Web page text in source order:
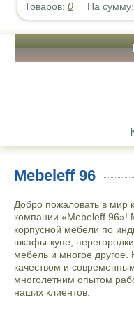
Товаров:0 На
Mebeleff 96
Добро пожаловать в мир
компании «Mebeleff 96»!
корпусной мебели по
шкафы-купе,
мебель и многое
качеством и
многолетним опытом
наших клиентов.